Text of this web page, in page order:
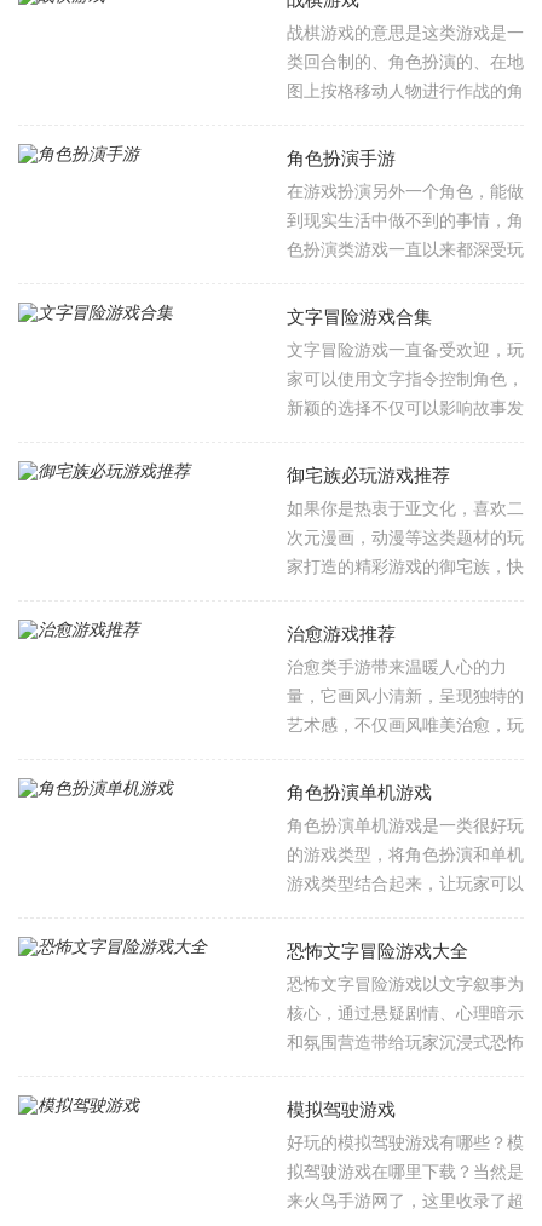
个指令输入都精准响应，每一次
必杀释放都燃爆全场。
同流派之间的对战，是策略和操
作的双重较量，而不是单纯的拼
手速。
战棋游戏的意思是这类游戏是一
类回合制的、角色扮演的、在地
图上按格移动人物进行作战的角
统的象棋游戏，只是改编的有点
多，玩家要不断地强化自身和游
戏里自己阵营的角色，从而达到
不管是输出还是防守都很强从而
验玩家的策略性，小编在这里整
理出了一些好玩的战棋游戏，欢
迎大家收藏下载。
角色扮演手游
在游戏扮演另外一个角色，能做
到现实生活中做不到的事情，角
色扮演类游戏一直以来都深受玩
常都很多，玩法也很丰富，难度
也是不小，但是玩起来很有成就
感，不过市场上的角色扮演类游
戏也是良莠不齐，这里给大家整
挑选，感受游戏里的战斗酣畅，
游戏不仅仅只有自由世界的冒
险，还有作为某个角色体验剧情
的精彩，玩法不同也正是角色扮
迎所有玩家下载！
文字冒险游戏合集
文字冒险游戏一直备受欢迎，玩
家可以使用文字指令控制角色，
新颖的选择不仅可以影响故事发
要通过阅读文字了解游戏世界观
和剧情，这种独特的表达形式能
给玩家带来巨大的想象空间，而
其核心的互动机制在于一些关键
验吧！
御宅族必玩游戏推荐
如果你是热衷于亚文化，喜欢二
次元漫画，动漫等这类题材的玩
家打造的精彩游戏的御宅族，快
青春校园美少女、傲娇千金大小
姐等等各种类型的游戏，不仅有
战斗题材、超可爱的校园恋爱，
还有充满魔法幻想的精彩对战，
治愈游戏推荐
治愈类手游带来温暖人心的力
量，它画风小清新，呈现独特的
艺术感，不仅画风唯美治愈，玩
休闲为主，有些游戏操作难度不
大，不以战斗玩法为主，没有快
节奏竞技，实时疏解、释放压
力，同伙伴、心爱的人携手前
角色扮演单机游戏
角色扮演单机游戏是一类很好玩
的游戏类型，将角色扮演和单机
游戏类型结合起来，让玩家可以
让玩家不用很肝或者是花费大量
的时间去体验，并且还可以在这
里体验角色扮演的快乐，和单机
游戏的简单，小编已经整理好了
验吧。
恐怖文字冒险游戏大全
恐怖文字冒险游戏以文字叙事为
核心，通过悬疑剧情、心理暗示
和氛围营造带给玩家沉浸式恐怖
谜和选择分支推动剧情，不同选
项将导向多重结局，玩家通过文
字选项影响异世界与现实，异常
生物入侵的设定增强代入感‌。此
模拟驾驶游戏
好玩的模拟驾驶游戏有哪些？模
拟驾驶游戏在哪里下载？当然是
来火鸟手游网了，这里收录了超